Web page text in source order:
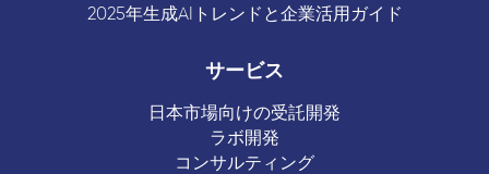
2025年生成AIトレンドと企業活用ガイド
サービス
日本市場向けの受託開発
ラボ開発
コンサルティング